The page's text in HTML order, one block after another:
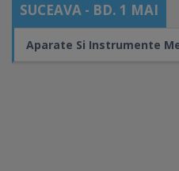
SUCEAVA - BD. 1 MAI
Aparate Si Instrumente